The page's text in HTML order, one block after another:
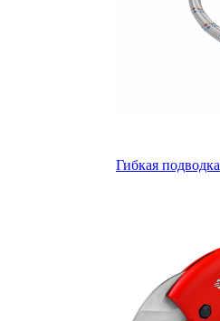
Гибкая подводка